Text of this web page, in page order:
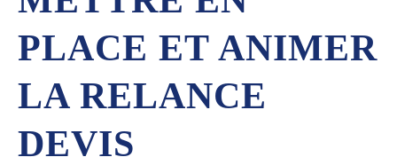
PLACE ET ANIMER
LA RELANCE
DEVIS